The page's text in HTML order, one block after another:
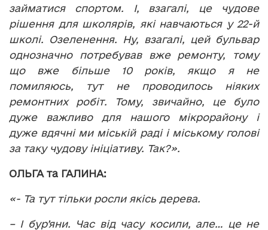
займатися спортом. І, взагалі, це чудове
рішення для школярів, які навчаються у 22-й
школі. Озеленення. Ну, взагалі, цей бульвар
однозначно потребував вже ремонту, тому
що вже більше 10 років, якщо я не
помиляюсь, тут не проводилось ніяких
ремонтних робіт. Тому, звичайно, це було
дуже важливо для нашого мікрорайону і
дуже вдячні ми міській раді і міському голові
за таку чудову ініціативу. Так?».
ОЛЬГА та ГАЛИНА:
«- Та тут тільки росли якісь дерева.
– І бур’яни. Час від часу косили, але… це не